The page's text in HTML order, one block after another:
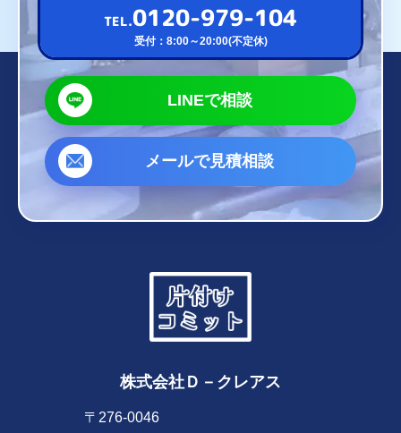
TEL.0120-979-104
受付：8:00～20:00(不定休)
LINEで相談
メールで見積相談
株式会社Ｄ－クレアス
〒276-0046